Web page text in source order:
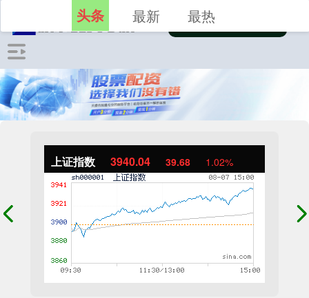
上证指数 3940.04 39.68 1.02%
头条 最新 最热